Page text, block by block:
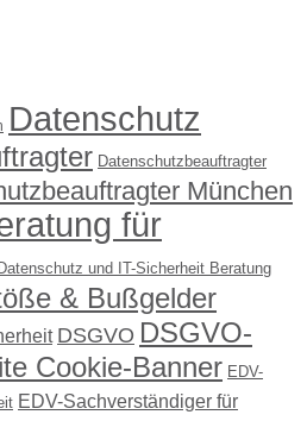
Datenschutz
Datenschutzbeauftragter
München
für
Datenschutz und IT-Sicherheit Beratung
& Bußgelder
DSGVO DSGVO-
Cookie-Banner EDV-
EDV-Sachverständiger für